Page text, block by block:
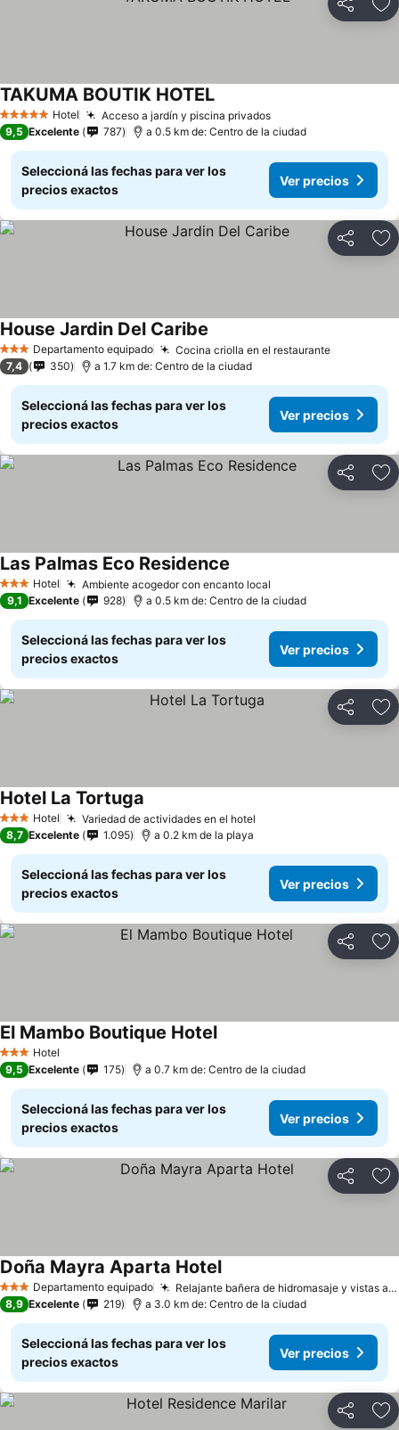
Compartir
5 Estrellas Hotel Acceso a jardín y piscina privados
TAKUMA BOUTIK HOTEL
9,5 Excelente 787 a 0.5 km de: Centro de la ciudad
Seleccioná las fechas para ver los
precios exactos
Ver precios
Compartir
3 EstrellasDepartamento equipado Cocina criolla en el restaurante
House Jardin Del Caribe
7,4 350 a 1.7 km de: Centro de la ciudad
Seleccioná las fechas para ver los
precios exactos
Ver precios
Compartir
3 Estrellas
Hotel Ambiente acogedor con encanto local
Las Palmas Eco Residence
9,1 Excelente 928 a 0.5 km de: Centro de la ciudad
Seleccioná las fechas para ver los
precios exactos
Ver precios
Compartir
3 Estrellas
Hotel Variedad de actividades en el hotel
Hotel La Tortuga
8,7 Excelente 1.095 a 0.2 km de la playa
Seleccioná las fechas para ver los
precios exactos
Ver precios
Compartir
3 Estrellas
Hotel
El Mambo Boutique Hotel
9,5 Excelente 175 a 0.7 km de: Centro de la ciudad
Seleccioná las fechas para ver los
precios exactos
Ver precios
Compartir
3 EstrellasDepartamento equipado Relajante bañera de hidromasaje y vistas al jardín
Doña Mayra Aparta Hotel
8,9 Excelente 219 a 3.0 km de: Centro de la ciudad
Seleccioná las fechas para ver los
precios exactos
Ver precios
Compartir